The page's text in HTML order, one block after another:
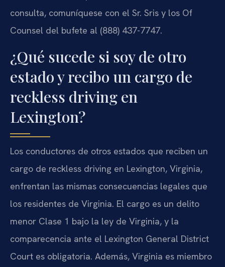
consulta, comuníquese con el Sr. Sris y los Of
Counsel del bufete al (888) 437-7747.
¿Qué sucede si soy de otro
estado y recibo un cargo de
reckless driving en
Lexington?
Los conductores de otros estados que reciben un
cargo de reckless driving en Lexington, Virginia,
enfrentan las mismas consecuencias legales que
los residentes de Virginia. El cargo es un delito
menor Clase 1 bajo la ley de Virginia, y la
comparecencia ante el Lexington General District
Court es obligatoria. Además, Virginia es miembro